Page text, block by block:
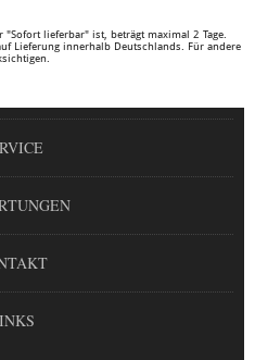
lieferbar" ist, beträgt maximal 2 Tage.
Lieferung innerhalb Deutschlands. Für andere